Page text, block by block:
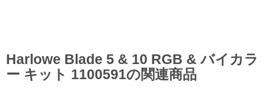
Harlowe Blade 5 & 10 RGB & バイカラ
ー キット 1100591の関連商品